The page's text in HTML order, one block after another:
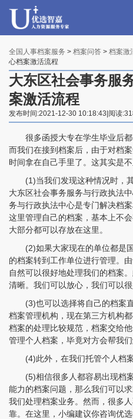
全国人事档案服务 > 档案问答 > 档案激
心档案激活流程
大东区社会事务服
案激活流程
发布时间:2021-12-30 10:18:43|阅读
很多函授大专在学生毕业后都
而我们在接到档案后，由于对档
时间拿在自己手里了。这其实是不
(1)当我们发现这种情况时，其
大东区社会事务服务与行政执法
务与行政执法中心是专门解决档
这里管理自己的档案，基本上不
大部分都可以存放在这里。
(2)如果大家现在的单位都是国
的档案转到工作单位进行管理。
自然可以很好地处理我们的档案
清晰。我们可以放心，我们可以
(3)也可以选择将自己的档案直
档案管理机构，现在第三方机构
档案的处理比较规范，档案交给
管理个人档案，毕竟对方会帮我们
(4)此外，在我们托管个人档案
(5)相信很多人都容易出现档案
能力的档案问题，那么我们可以
我们处理档案业务。然而，很多
靠。在这里，小编建议你咨询优选
程女士 134****3518
王小姐 181****2354
陈先生 158****3306